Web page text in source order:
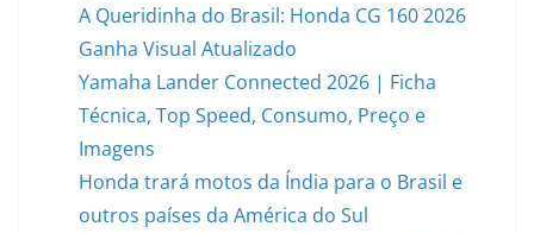
A Queridinha do Brasil: Honda CG 160 2026
Ganha Visual Atualizado
Yamaha Lander Connected 2026 | Ficha
Técnica, Top Speed, Consumo, Preço e
Imagens
Honda trará motos da Índia para o Brasil e
outros países da América do Sul